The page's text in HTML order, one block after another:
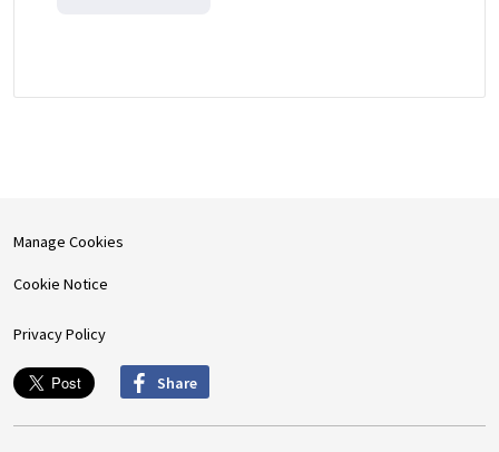
Manage Cookies
Cookie Notice
Privacy Policy
Share